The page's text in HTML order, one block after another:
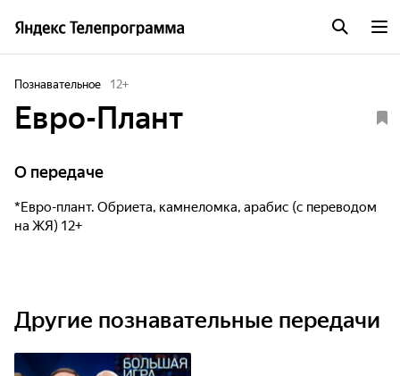
Познавательное 12+
Евро-Плант
О передаче
*Евро-плант. Обриета, камнеломка, арабис (с переводом
на ЖЯ) 12+
Другие познавательные передачи